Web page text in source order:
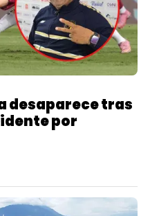
desaparece tras
por